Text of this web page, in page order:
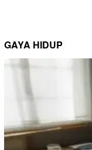
GAYA HIDUP